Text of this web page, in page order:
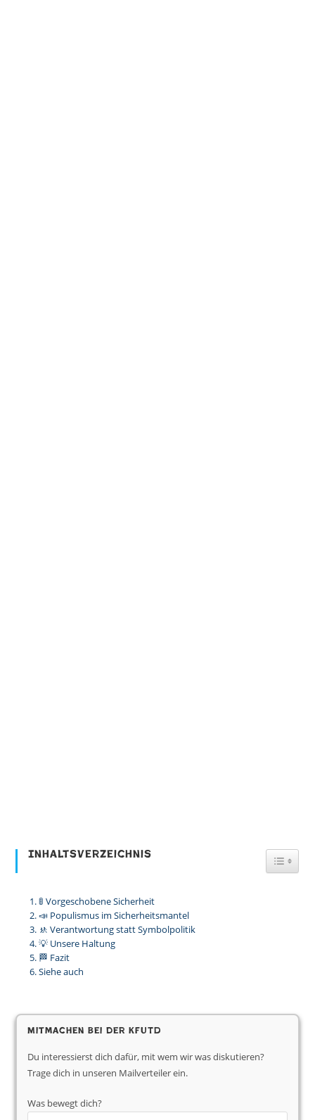
Inhaltsverzeichnis
🚦 Vorgeschobene Sicherheit
📣 Populismus im Sicherheitsmantel
🚸 Verantwortung statt Symbolpolitik
💡 Unsere Haltung
🏁 Fazit
Siehe auch
Mitmachen bei der KfUTD
Du interessierst dich dafür, mit wem wir was diskutieren?
Trage dich in unseren Mailverteiler ein.
Was bewegt dich?